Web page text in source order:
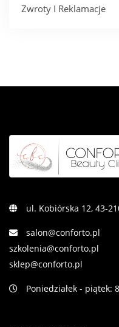
Zwroty I Reklamacje
ul. Kobiórska 12, 43-
salon@conforto.pl
szkolenia@conforto.pl
sklep@conforto.pl
Poniedziałek - piątek: